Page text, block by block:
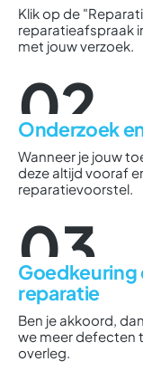
Klik op de
reparatieafspraak
met jouw verzoek.
02
Onderzoek
Wanneer je jouw
deze altijd vooraf
reparatievoorstel.
03
Goedkeuring
reparatie
Ben je akkoord,
we meer defecten
overleg.